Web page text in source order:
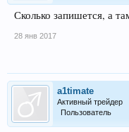
Сколько запишется, а
28 янв 2017
a1timate
Активный трейдер
Пользователь